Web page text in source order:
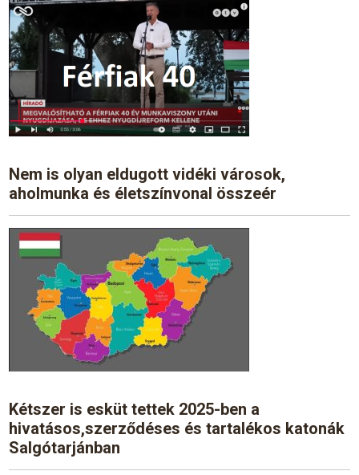
Nem is olyan eldugott vidéki városok,
aholmunka és életszínvonal összeér
Kétszer is esküt tettek 2025-ben a
hivatásos,szerződéses és tartalékos katonák
Salgótarjánban